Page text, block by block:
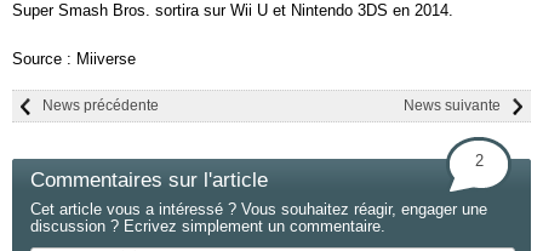
Super Smash Bros. sortira sur Wii U et Nintendo 3DS en 2014.
Source : Miiverse
News suivante
News précédente
Commentaires sur l'article
2
Cet article vous a intéressé ? Vous souhaitez réagir, engager une
discussion ? Ecrivez simplement un commentaire.